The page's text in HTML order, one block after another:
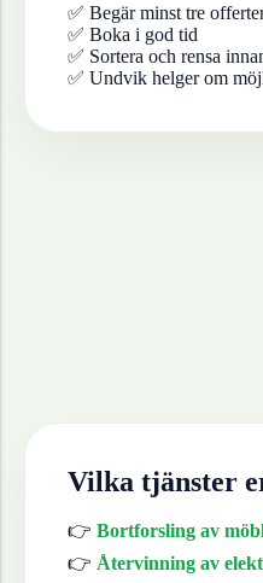
✅ Begär minst tre
✅ Boka i god tid
✅ Sortera och rensa
✅ Undvik helger om
Vilka tjänster
👉 Bortforsling av
👉 Återvinning av